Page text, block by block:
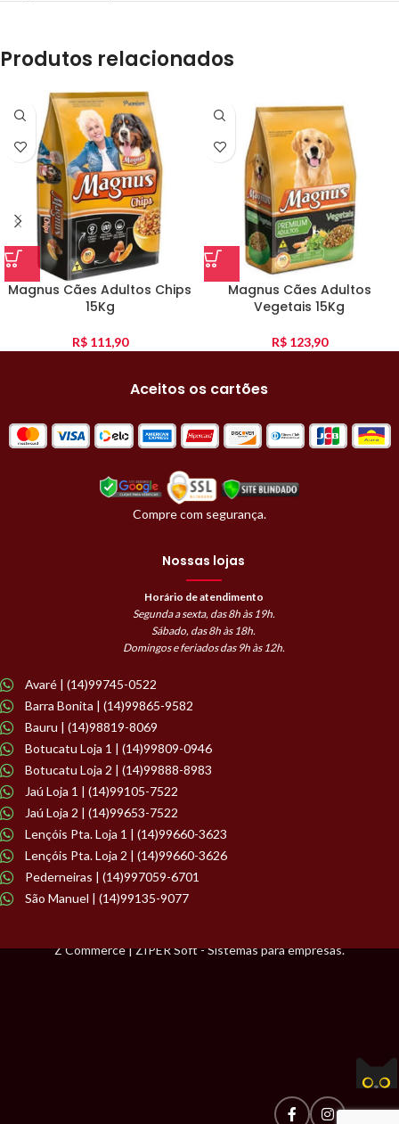
Produtos relacionados
Magnus Cães Adultos Chips
15Kg
R$111,90
Magnus Cães Adultos
Vegetais 15Kg
R$123,90
Aceitos os cartões
Compre com segurança.
Nossas lojas
Horário de atendimento
Segunda a sexta, das 8h às 19h.
Sábado, das 8h às 18h.
Domingos e feriados das 9h às 12h.
Avaré | (14)99745-0522
Barra Bonita | (14)99865-9582
Bauru | (14)98819-8069
Botucatu Loja 1 | (14)99809-0946
Botucatu Loja 2 | (14)99888-8983
Jaú Loja 1 | (14)99105-7522
Jaú Loja 2 | (14)99653-7522
Lençóis Pta. Loja 1 | (14)99660-3623
Lençóis Pta. Loja 2 | (14)99660-3626
Pederneiras | (14)997059-6701
São Manuel | (14)99135-9077
Z Commerce | ZIPER Soft - Sistemas para empresas.